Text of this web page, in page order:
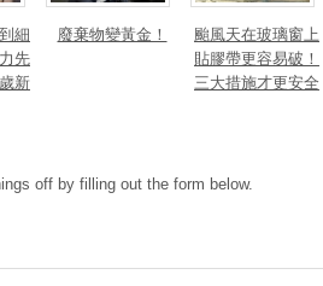
細
先
新
廢棄物變黃金！
颱風天在玻璃窗上
貼膠帶更容易破！
三大措施才更安全
off by filling out the form below.